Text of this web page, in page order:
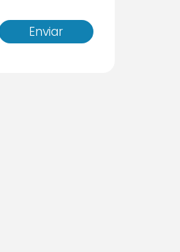
Enviar